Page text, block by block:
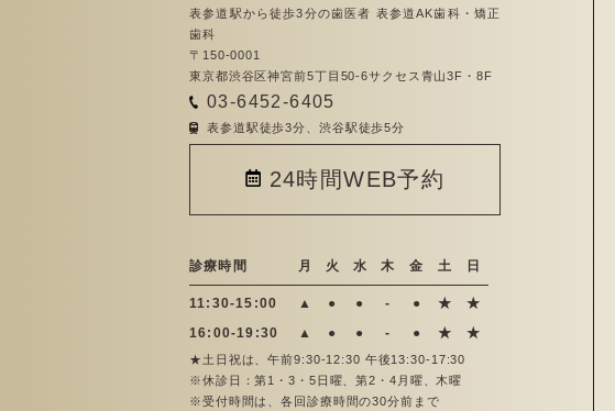
表参道駅から徒歩3分の歯医者 表参道AK歯科・矯正
歯科
〒150-0001
東京都渋谷区神宮前5丁目50-6サクセス青山3F・8F
03-6452-6405
表参道駅徒歩3分、渋谷駅徒歩5分
24時間WEB予約
診療時間 月 火 水 木 金 土 日
11:30-15:00 ▲ ● ● - ● ★
★
16:00-19:30
▲ ● ● - ● ★ ★
★土日祝は、午前9:30-12:30 午後13:30-17:30
※休診日：第1・3・5日曜、第2・4月曜、木曜
※受付時間は、各回診療時間の30分前まで